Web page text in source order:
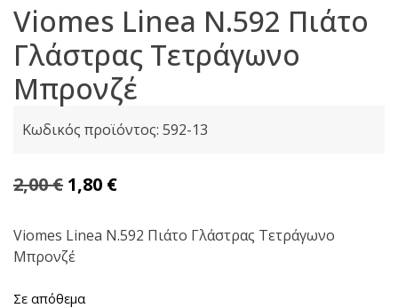
Viomes Linea Ν.592 Πιάτο
Γλάστρας Τετράγωνο
Μπρονζέ
Κωδικός προϊόντος: 592-13
2,00€ Original
was:
2,00 €.
1,80 €Η
τιμή
Viomes Linea Ν.592 Πιάτο Γλάστρας Τετράγωνο
Μπρονζέ
Σε απόθεμα